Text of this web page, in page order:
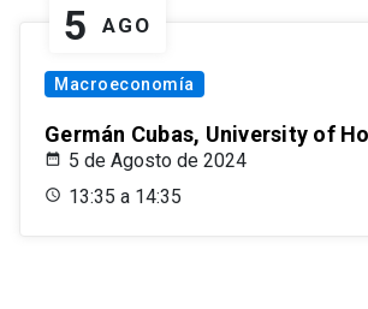
5 AGO
Macroeconomía
Germán Cubas, University of
5 de Agosto de 2024
13:35 a 14:35